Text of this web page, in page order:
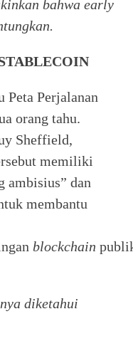
bahwa early
Peta Perjalanan
orang tahu.
Sheffield,
memiliki
ambisius” dan
membantu
blockchain
diketahui